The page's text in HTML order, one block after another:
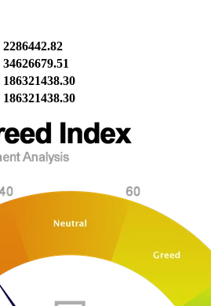
2286442.82
34626679.51
186321438.30
186321438.30